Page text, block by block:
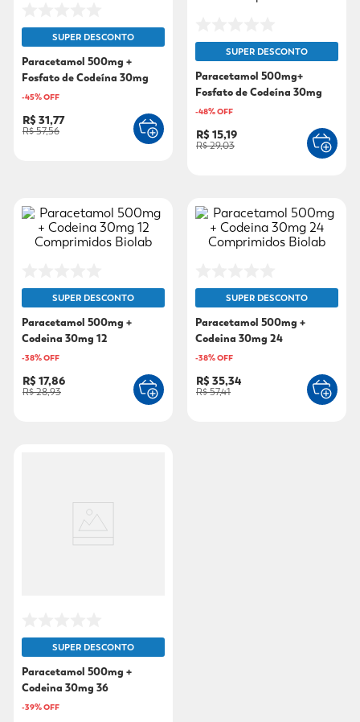
9º
fralda xg
SUPER DESCONTO
Paracetamol 500mg +
Fosfato de Codeína 30mg
Eurofarma 24 Comprimidos
-45% OFF
R$ 31,77
R$ 57,56
SUPER DESCONTO
Paracetamol 500mg+
Fosfato de Codeína 30mg
Genérico Eurofarma 12
-48% OFF
R$ 15,19
R$ 29,03
SUPER DESCONTO
Paracetamol 500mg +
Codeina 30mg 12
Comprimidos Biolab
-38% OFF
R$ 17,86
R$ 28,93
SUPER DESCONTO
Paracetamol 500mg +
Codeina 30mg 24
Comprimidos Biolab
-38% OFF
R$ 35,34
R$ 57,41
SUPER DESCONTO
Paracetamol 500mg +
Codeina 30mg 36
Comprimidos Biolab
-39% OFF